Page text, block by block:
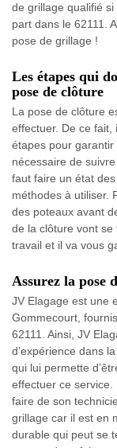
de grillage qualifié
part dans le 62111.
pose de grillage !
Les étapes qui
pose de clôture
La pose de clôture
effectuer. De ce fait,
étapes pour
nécessaire de
faut faire un état
méthodes à utiliser.
des poteaux avant
de la clôture vont
travail et il va vous
Assurez la pose
JV Elagage est une
Gommecourt,
62111. Ainsi, JV
d’expérience dans
qui lui permette
effectuer ce
faire de son
grillage car il est en
durable qui peut se